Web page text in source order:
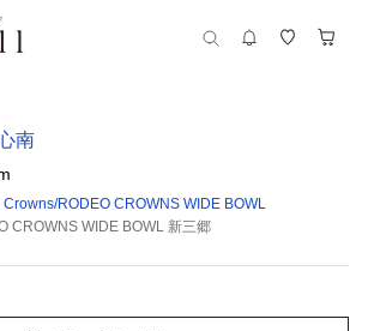
南
Crowns/RODEO CROWNS WIDE BOWL
CROWNS WIDE BOWL 新三郷